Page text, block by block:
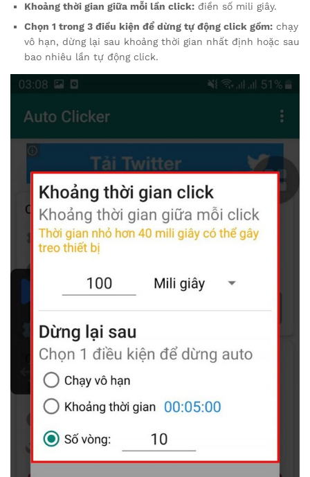
Khoảng thời gian giữa mỗi lần click: điền số mili giây.
Chọn 1 trong 3 điều kiện để dừng tự động click gồm: chạy
vô hạn, dừng lại sau khoảng thời gian nhất định hoặc sau
bao nhiêu lần tự động click.